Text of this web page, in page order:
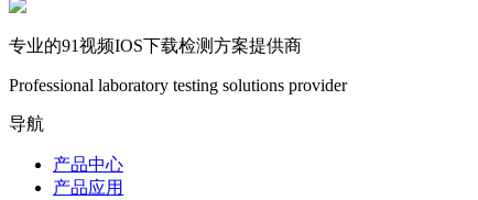
专业的91视频IOS下载检测方案提供商
Professional laboratory testing solutions provider
导航
产品中心
产品应用